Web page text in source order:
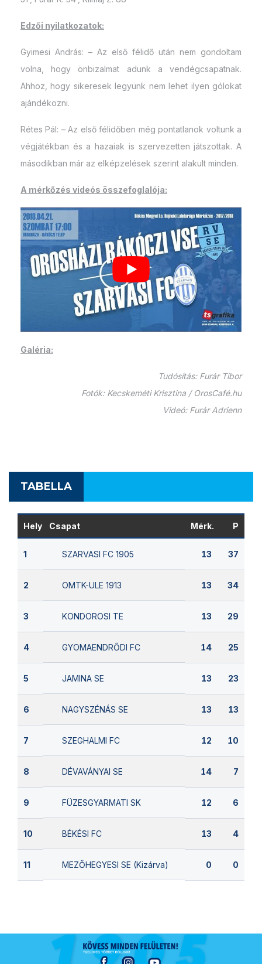
Edzői nyilatkozatok:
Gyimesi András: – Az első félidő után nem gondoltam
volna, hogy önbizalmat adunk a vendégcsapatnak.
Ahhoz, hogy sikeresek legyünk nem lehet ilyen gólokat
ajándékozni.
Rétes Pál: – Az első félidőben még pontatlanok voltunk a
végjátékban és a hazaiak is szervezetten játszottak. A
másodikban már az elképzelések szerint alakult minden.
A mérkőzés videós összefoglalója:
Galéria:
Tudósítás: Furár Tibor
Fotók: Kecskeméti Krisztina / OrosCafé.hu
Videó: Furár Adrienn
TABELLA
Hely Csapat Mérk. P
1 SZARVASI FC 1905 13 37
2 OMTK-ULE 1913 13 34
3 KONDOROSI TE 13 29
4 GYOMAENDRŐDI FC 14 25
5 JAMINA SE 13 23
6 NAGYSZÉNÁS SE 13 13
7 SZEGHALMI FC 12 10
8 DÉVAVÁNYAI SE 14 7
9 FÜZESGYARMATI SK 12 6
10 BÉKÉSI FC 13 4
11 MEZŐHEGYESI SE (Kizárva) 0 0